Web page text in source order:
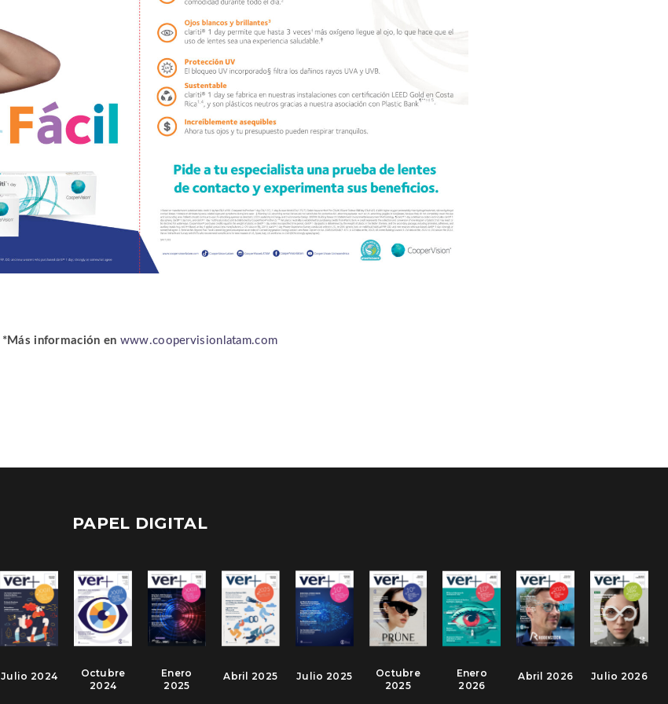
*Más información en www.coopervisionlatam.com
PAPEL DIGITAL
Julio 2026
Abril 2026
Enero
2026
Octubre
2025
Julio 2025
Abril 2025
Enero
2025
Octubre
2024
Julio 2024